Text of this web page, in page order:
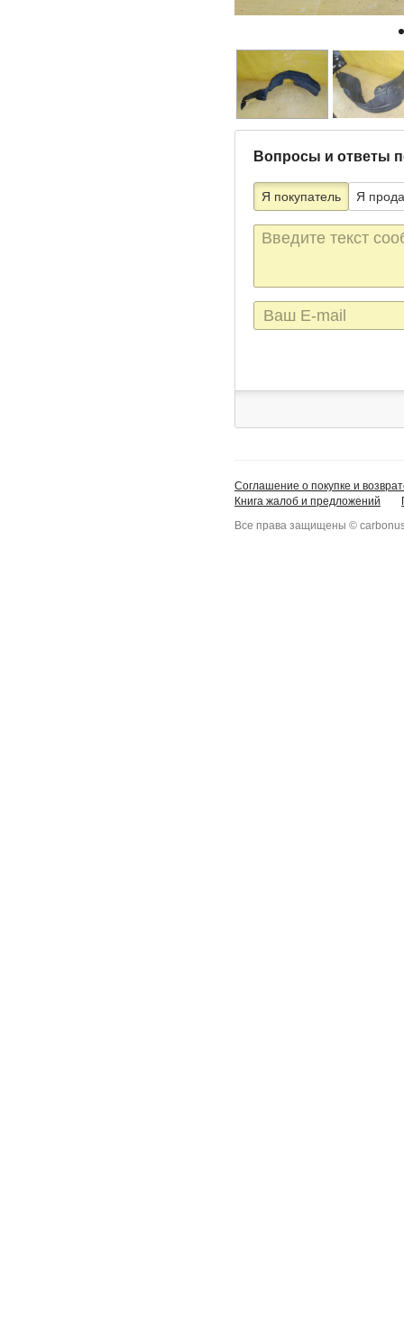
Вопросы и ответы
Я покупатель Я
Текст
сообщения
E-
mail
Соглашение о покупке и
Книга жалоб и предложений
Все права защищены ©